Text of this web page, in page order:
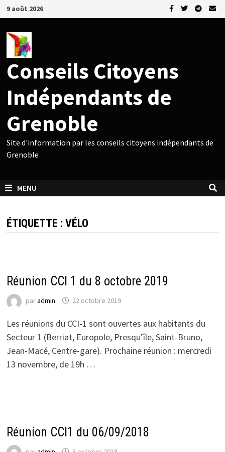
Passer
au
contenu
9 août 2026
Conseils Citoyens
Indépendants de
Grenoble
Site d'information par les conseils citoyens indépendants de
Grenoble
MENU
ÉTIQUETTE : VÉLO
Réunion CCI 1 du 8 octobre 2019
paradmin 22 octobre 2019
Les réunions du CCI-1 sont ouvertes aux habitants du
Secteur 1 (Berriat, Europole, Presqu’île, Saint-Bruno,
Jean-Macé, Centre-gare). Prochaine réunion : mercredi
13 novembre, de 19h …
Réunion CCI1 du 06/09/2018